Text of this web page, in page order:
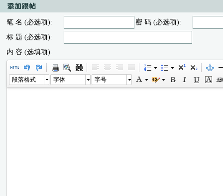
笔 名 (必选项):
密 码 (必选项):
标 题 (必选项):
内 容 (选填项):
段落格式 字体 字号